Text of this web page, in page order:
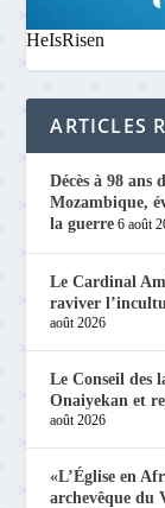
HeIsRisen
ARTICLES
Décès à 98
Mozambique,
la guerre 6 août
Le Cardinal
raviver
août 2026
Le Conseil des
Onaiyekan et
août 2026
«L’Église en
archevêque du